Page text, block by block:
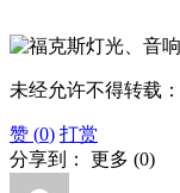
未经允许不得转载：
赞 (0) 打赏
分享到： 更多 (0)